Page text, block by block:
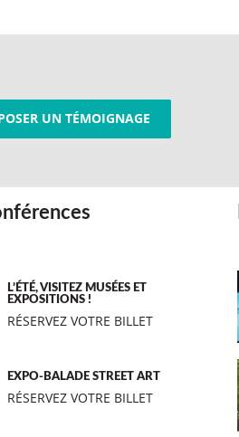
UN TÉMOIGNAGE
L’ÉTÉ, VISITEZ MUSÉES ET
EXPOSITIONS !
RÉSERVEZ VOTRE BILLET
EXPO-BALADE STREET ART
RÉSERVEZ VOTRE BILLET